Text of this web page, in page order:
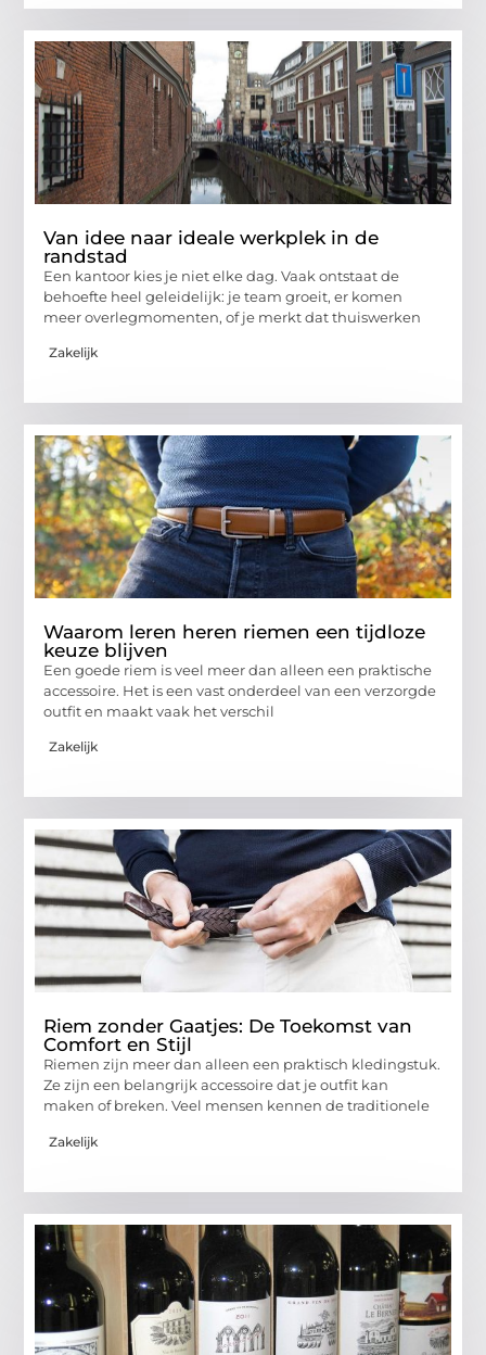
Van idee naar ideale werkplek in de
randstad
Een kantoor kies je niet elke dag. Vaak ontstaat de
behoefte heel geleidelijk: je team groeit, er komen
meer overlegmomenten, of je merkt dat thuiswerken
Zakelijk
Waarom leren heren riemen een tijdloze
keuze blijven
Een goede riem is veel meer dan alleen een praktische
accessoire. Het is een vast onderdeel van een verzorgde
outfit en maakt vaak het verschil
Zakelijk
Riem zonder Gaatjes: De Toekomst van
Comfort en Stijl
Riemen zijn meer dan alleen een praktisch kledingstuk.
Ze zijn een belangrijk accessoire dat je outfit kan
maken of breken. Veel mensen kennen de traditionele
Zakelijk